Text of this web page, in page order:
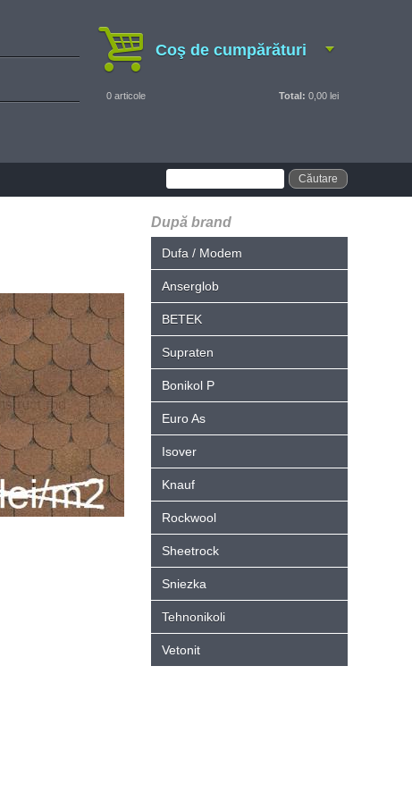
Coş de cumpărături
0 articole Total: 0,00 lei
După brand
Dufa / Modem
Anserglob
BETEK
Supraten
Bonikol P
Euro As
Isover
Knauf
Rockwool
Sheetrock
Sniezka
Tehnonikoli
Vetonit